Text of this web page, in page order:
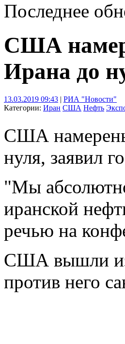
Последнее
США
Ирана до
13.03.2019 09:43 | РИА "Новости"
Категории: Иран США Нефть
США намерены
нуля, заявил
"Мы
иранской
речью на
США вышли из
против него